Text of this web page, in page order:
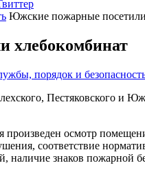
Южские пожарные
хлебокомбинат
порядок и
Пестяковского и
произведен осмотр
соответствие
наличие знаков пожарной